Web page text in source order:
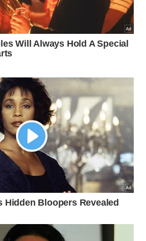
de vidros e tratamentos de
enquanto barra a curiosidade
de rolo, cortinas de tecidos leves
películas espelhadas
essenciais que
silenciosa e estética, que
e protegido.